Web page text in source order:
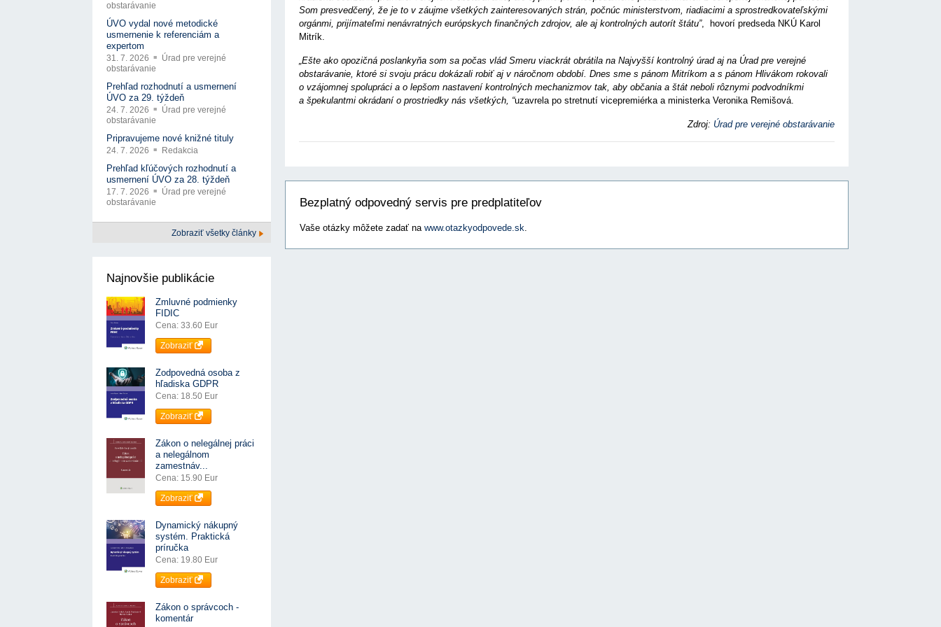
Som presvedčený, že je to v záujme všetkých zainteresovaných strán, počnúc ministerstvom, riadiacimi a sprostredkovateľskými
orgánmi, prijímateľmi nenávratných európskych finančných zdrojov, ale aj kontrolných autorít štátu”, hovorí predseda NKÚ Karol
Mitrík.
„Ešte ako opozičná poslankyňa som sa počas vlád Smeru viackrát obrátila na Najvyšší kontrolný úrad aj na Úrad pre verejné
obstarávanie, ktoré si svoju prácu dokázali robiť aj v náročnom období. Dnes sme s pánom Mitríkom a s pánom Hlivákom rokovali
o vzájomnej spolupráci a o lepšom nastavení kontrolných mechanizmov tak, aby občania a štát neboli rôznymi podvodníkmi
a špekulantmi okrádaní o prostriedky nás všetkých, “uzavrela po stretnutí vicepremiérka a ministerka Veronika Remišová.
Zdroj: Úrad pre verejné obstarávanie
Bezplatný odpovedný servis pre predplatiteľov
Vaše otázky môžete zadať na www.otazkyodpovede.sk.
obstarávanie
ÚVO vydal nové metodické
usmernenie k referenciám a
expertom
31. 7. 2026
Úrad pre verejné
obstarávanie
Prehľad rozhodnutí a usmernení
ÚVO za 29. týždeň
24. 7. 2026
Úrad pre verejné
obstarávanie
Pripravujeme nové knižné tituly
24. 7. 2026 Redakcia
Prehľad kľúčových rozhodnutí a
usmernení ÚVO za 28. týždeň
17. 7. 2026
Úrad pre verejné
obstarávanie
Zobraziť všetky články
Najnovšie publikácie
Zmluvné podmienky
FIDIC
Cena: 33.60 Eur
Zobraziť
Zodpovedná osoba z
hľadiska GDPR
Cena: 18.50 Eur
Zobraziť
Zákon o nelegálnej práci
a nelegálnom
zamestnáv...
Cena: 15.90 Eur
Zobraziť
Dynamický nákupný
systém. Praktická
príručka
Cena: 19.80 Eur
Zobraziť
Zákon o správcoch -
komentár